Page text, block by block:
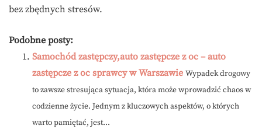
bez zbędnych stresów.
Podobne posty:
Samochód zastępczy,auto zastępcze z oc – auto
zastępcze z oc sprawcy w Warszawie Wypadek drogowy
to zawsze stresująca sytuacja, która może wprowadzić chaos w
codzienne życie. Jednym z kluczowych aspektów, o których
warto pamiętać, jest...